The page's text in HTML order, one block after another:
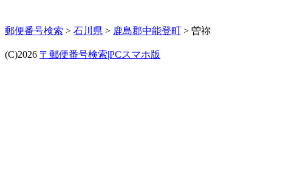
郵便番号検索 > 石川県 > 鹿島郡中能登町 > 曽祢
(C)2026 〒郵便番号検索|PCスマホ版